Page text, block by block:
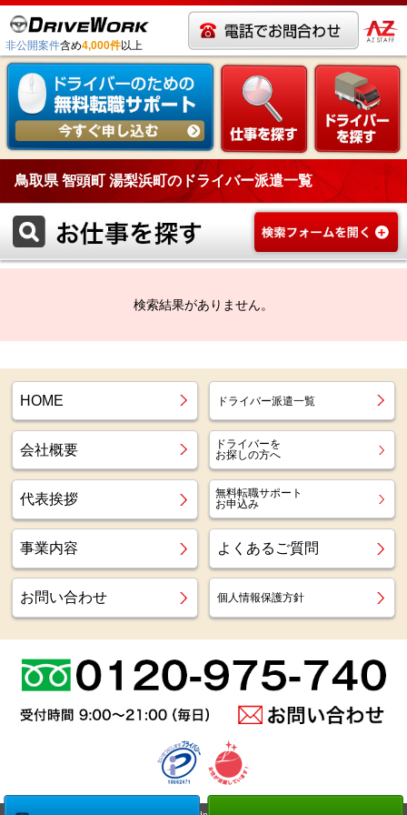
非公開案件含め4,000件以上
鳥取県 智頭町 湯梨浜町のドライバー派遣一覧
検索結果がありません。
HOME ドライバー派遣一覧
会社概要
ドライバーを
お探しの方へ
代表挨拶
無料転職サポート
お申込み
事業内容 よくあるご質問
お問い合わせ 個人情報保護方針